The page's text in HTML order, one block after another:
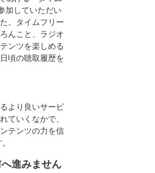
加していただい
。タイムフリー
んこと、ラジオ
ンツを楽しめる
頃の聴取履歴を
より良いサービ
ていくなかで、
テンツの力を信
進みません